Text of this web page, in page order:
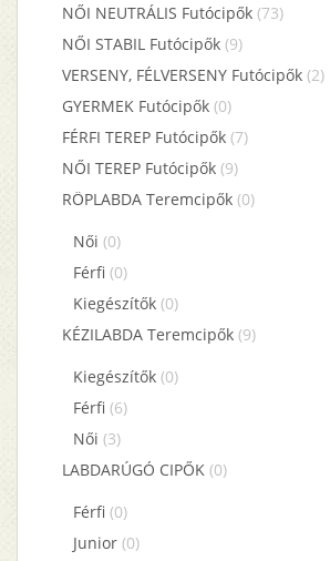
NŐI NEUTRÁLIS Futócipők (73)
NŐI STABIL Futócipők (9)
VERSENY, FÉLVERSENY Futócipők (2)
GYERMEK Futócipők (0)
FÉRFI TEREP Futócipők (7)
NŐI TEREP Futócipők (9)
RÖPLABDA Teremcipők (0)
Női (0)
Férfi (0)
Kiegészítők (0)
KÉZILABDA Teremcipők (9)
Kiegészítők (0)
Férfi (6)
Női (3)
LABDARÚGÓ CIPŐK (0)
Férfi (0)
Junior (0)